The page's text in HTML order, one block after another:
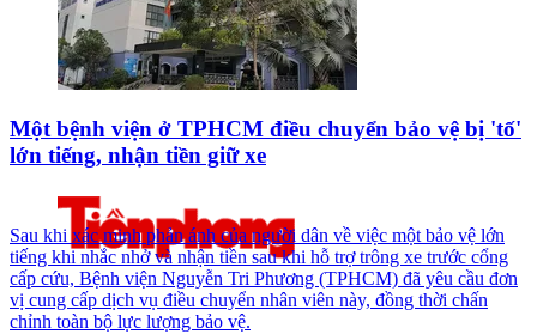
Một bệnh viện ở TPHCM điều chuyển bảo vệ bị 'tố'
lớn tiếng, nhận tiền giữ xe
Sau khi xác minh phản ánh của người dân về việc một bảo vệ lớn
tiếng khi nhắc nhở và nhận tiền sau khi hỗ trợ trông xe trước cổng
cấp cứu, Bệnh viện Nguyễn Tri Phương (TPHCM) đã yêu cầu đơn
vị cung cấp dịch vụ điều chuyển nhân viên này, đồng thời chấn
chỉnh toàn bộ lực lượng bảo vệ.